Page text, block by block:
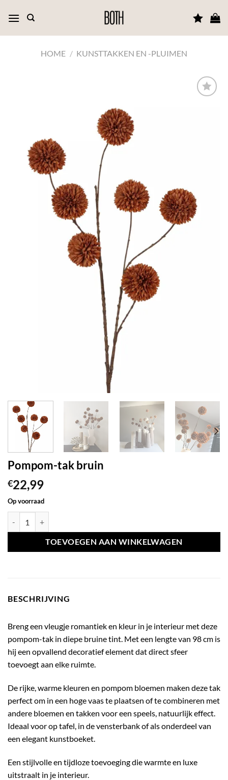
naar
HOME / KUNSTTAKKEN EN -PLUIMEN
Pompom-tak bruin
€22,99
Op voorraad
TOEVOEGEN AAN WINKELWAGEN
BESCHRIJVING
Breng een vleugje romantiek en kleur in je interieur met deze
pompom-tak in diepe bruine tint. Met een lengte van 98 cm is
hij een opvallend decoratief element dat direct sfeer
toevoegt aan elke ruimte.
De rijke, warme kleuren en pompom bloemen maken deze tak
perfect om in een hoge vaas te plaatsen of te combineren met
andere bloemen en takken voor een speels, natuurlijk effect.
Ideaal voor op tafel, in de vensterbank of als onderdeel van
een elegant kunstboeket.
Een stijlvolle en tijdloze toevoeging die warmte en luxe
uitstraalt in je interieur.